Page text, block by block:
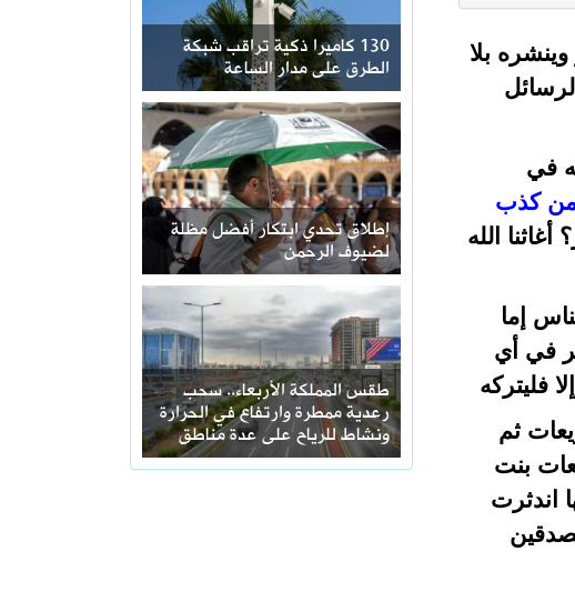
130 كاميرا ذكية تراقب شبكة
الطرق على مدار الساعة
إطلاق تحدي ابتكار أفضل مظلة
لضيوف الرحمن
طقس المملكة الأربعاء.. سحب
رعدية ممطرة وارتفاع في الحرارة
ونشاط للرياح على عدة مناطق
بلا
في
كذب
الله
إما
في أي
فليتركه
ثم
بنت
اندثرت